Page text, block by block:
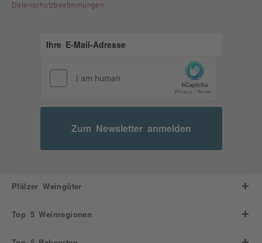
Datenschutzbestimmungen
Zum Newsletter anmelden
Pfälzer Weingüter
Top 5 Weinregionen